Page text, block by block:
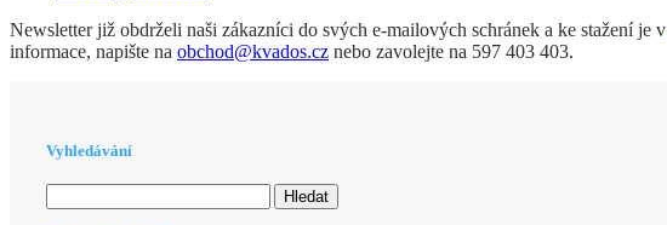
Newsletter již obdrželi naši zákazníci do svých e-mailových schránek a ke stažení je v
informace, napište na obchod@kvados.cz nebo zavolejte na 597 403 403.
Vyhledávání